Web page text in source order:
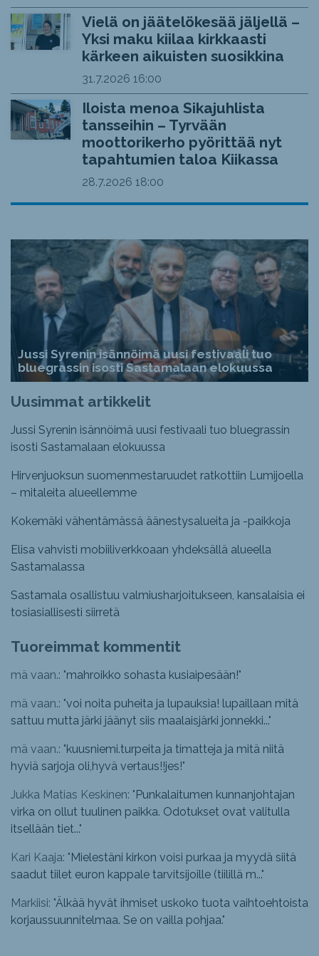
Vielä on jäätelökesää jäljellä –
Yksi maku kiilaa kirkkaasti
kärkeen aikuisten suosikkina
31.7.2026 16:00
Iloista menoa Sikajuhlista
tansseihin – Tyrvään
moottorikerho pyörittää nyt
tapahtumien taloa Kiikassa
28.7.2026 18:00
Jussi Syrenin isännöimä uusi festivaali tuo
bluegrassin isosti Sastamalaan elokuussa
Uusimmat artikkelit
Jussi Syrenin isännöimä uusi festivaali tuo bluegrassin
isosti Sastamalaan elokuussa
Hirvenjuoksun suomenmestaruudet ratkottiin Lumijoella
– mitaleita alueellemme
Kokemäki vähentämässä äänestysalueita ja -paikkoja
Elisa vahvisti mobiiliverkkoaan yhdeksällä alueella
Sastamalassa
Sastamala osallistuu valmiusharjoitukseen, kansalaisia ei
tosiasiallisesti siirretä
Tuoreimmat kommentit
mä vaan.: "mahroikko sohasta kusiaipesään!"
mä vaan.: "voi noita puheita ja lupauksia! lupaillaan mitä
sattuu mutta järki jäänyt siis maalaisjärki jonnekki..."
mä vaan.: "kuusniemi.turpeita ja timatteja ja mitä niitä
hyviä sarjoja oli,hyvä vertaus!!jes!"
Jukka Matias Keskinen: "Punkalaitumen kunnanjohtajan
virka on ollut tuulinen paikka. Odotukset ovat valitulla
itsellään tiet..."
Kari Kaaja: "Mielestäni kirkon voisi purkaa ja myydä siitä
saadut tiilet euron kappale tarvitsijoille (tiilillä m..."
Markiisi: "Älkää hyvät ihmiset uskoko tuota vaihtoehtoista
korjaussuunnitelmaa. Se on vailla pohjaa."